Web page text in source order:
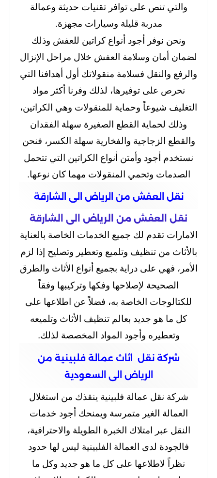
والتي تنص على توافر تقنيات حديثة وعمالة
مدربة قليلة وسيارات مجهزة.
ونحن نوفر أجود أنواع كراتين للعفش وذلك
لضمان أمان وسلامة العفش خلال مراحل الإنزال
والرفع والنقل فسلامة منقولاتك أول أهدافنا التي
نحرص على توفيرها، لذلك وفرنا أكثر مواد
التغليف شيوعاً وحماية للمنقولات وهي الكراتين،
وذلك لحماية القطع الصغيرة سهلة الفقدان
والقطع الزجاجية والفخارية سهلة الكسر، فنحن
نستخدم أجود وأمتن أنواع الكراتين التي تتحمل
الصدمات وتحمي المنقولات مهما كان نوعها.
نقل العفش من الرياض الى الشارقة
نقل العفش من الرياض الى الشارقة
الامارات تقدم لك جميع الخدمات الخاصة بالعناية
بالأثاث من تنظيف وتلميع وتعطير وتصليح إذا لزم
الأمر، فهي على دراية بجميع أنواع الأثاث والطرق
الصحيحة لإصلاحها وفكها وتركيبها وفقاً
للكتالوجات الخاصة به، فضلاً عن اطلاعها على
كل ما هو جديد بعالم تنظيف الأثاث وتلميعه
وتعطيره وأجود المواد المخصصة لذلك.
شركة نقل اثاث عمالة فلبينية من
الرياض الى السعودية
شركة نقل عمالة فلبينية ينقذك من استغلال
العمالة الغير متمرسة ويمنحك أجود خدمات
النقل عبر امتلاك الخبرة الطويلة والاحترافية،
فالجودة لدى العمالة الفلبينية ليس لها حدود
نظراً لاطلاعها على كل ما هو جديد وكل ما